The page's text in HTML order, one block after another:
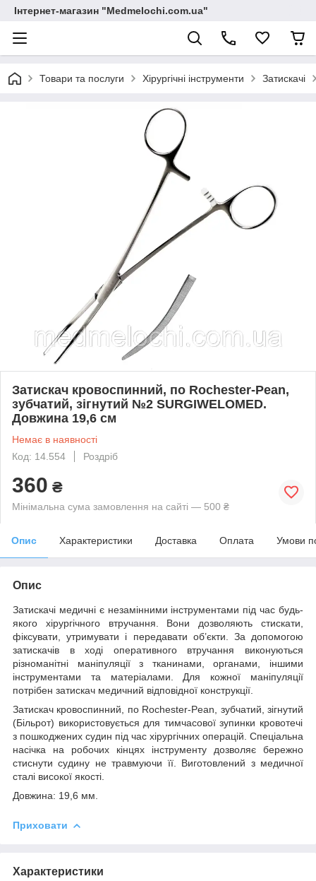
Інтернет-магазин "Medmelochi.com.ua"
Товари та послуги Хірургічні інструменти Затискачі
Затискач кровоспинний, по Rochester-Pean,
зубчатий, зігнутий №2 SURGIWELOMED.
Довжина 19,6 см
Немає в наявності
Код: 14.554
Роздріб
360 ₴
Мінімальна сума замовлення на сайті — 500 ₴
Опис Характеристики Доставка Оплата Умови
Опис
Затискачі медичні є незамінними інструментами під час будь-
якого хірургічного втручання. Вони дозволяють стискати,
фіксувати, утримувати і передавати об’єкти. За допомогою
затискачів в ході оперативного втручання виконуються
різноманітні маніпуляції з тканинами, органами, іншими
інструментами та матеріалами. Для кожної маніпуляції
потрібен затискач медичний відповідної конструкції.
Затискач кровоспинний, по Rochester-Pean , зубчатий, зігнутий
(Більрот) використовується для тимчасової зупинки кровотечі
з пошкоджених судин під час хірургічних операцій. Спеціальна
насічка на робочих кінцях інструменту дозволяє бережно
стиснути судину не травмуючи її. Виготовлений з медичної
сталі високої якості.
Довжина: 19,6 мм.
Приховати
Характеристики